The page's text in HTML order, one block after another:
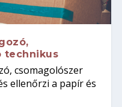
technikus
csomagolószer
ellenőrzi a papír és